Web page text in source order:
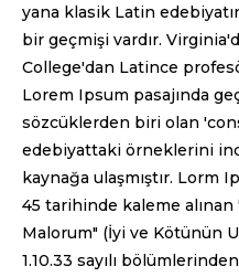
yana klasik Latin
bir geçmişi vardır.
College'dan Latince
Lorem Ipsum pasajında
sözcüklerden biri olan
edebiyattaki örneklerini
kaynağa ulaşmıştır. Lorm
45 tarihinde kaleme
Malorum" (İyi ve Kötünün
1.10.33 sayılı